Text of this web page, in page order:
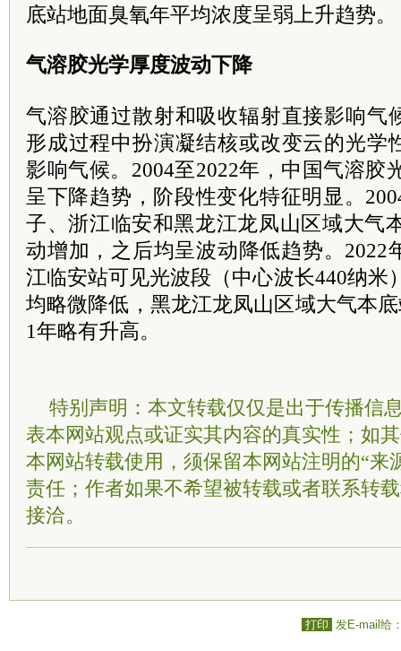
底站地面臭氧年平均浓度呈弱上升趋势。
气溶胶光学厚度波动下降
气溶胶通过散射和吸收辐射直接影响气
形成过程中扮演凝结核或改变云的光学
影响气候。2004至2022年，中国气溶胶
呈下降趋势，阶段性变化特征明显。
子、浙江临安和黑龙江龙凤山区域大气
动增加，之后均呈波动降低趋势。2022
江临安站可见光波段（中心波长440纳米
均略微降低，黑龙江龙凤山区域大气本
1年略有升高。
特别声明：本文转载仅仅是出于传播信
表本网站观点或证实其内容的真实性；如
本网站转载使用，须保留本网站注明的“来
责任；作者如果不希望被转载或者联系转
接洽。
打印 发E-mail给